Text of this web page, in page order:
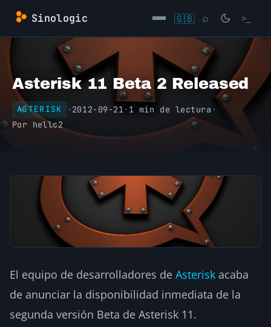
Saltar
contenido
Sinologic 🇬🇧 ⌕ >_
→
Asterisk 11 Beta 2 Released
ASTERISK · 2012-09-21 · 1 min de lectura ·
Por hellc2
El equipo de desarrolladores de Asterisk acaba
de anunciar la disponibilidad inmediata de la
segunda versión Beta de Asterisk 11.